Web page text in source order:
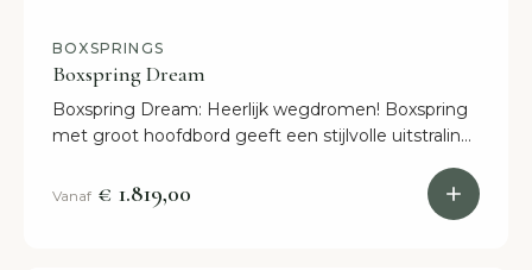
BOXSPRINGS
Boxspring Dream
Boxspring Dream: Heerlijk wegdromen! Boxspring
met groot hoofdbord geeft een stijlvolle uitstraling.
Vanaf € 1.819,00